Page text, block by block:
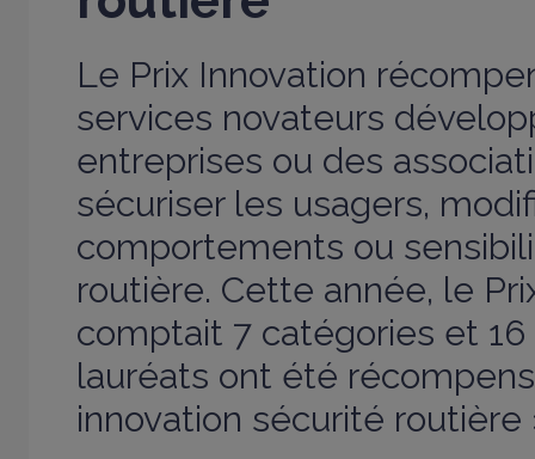
Le Prix Innovation
services novateurs
entreprises ou des
sécuriser les usagers,
comportements ou
routière. Cette année, le
comptait 7 catégories et
lauréats ont été
innovation sécurité routière